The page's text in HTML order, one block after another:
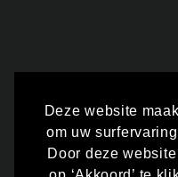
Deze website
om uw
Door deze